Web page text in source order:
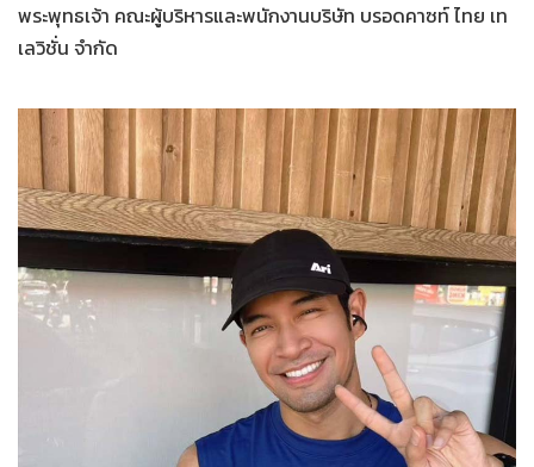
พระพุทธเจ้า คณะผู้บริหารและพนักงานบริษัท บรอดคาซท์ ไทย เท
เลวิชั่น จำกัด